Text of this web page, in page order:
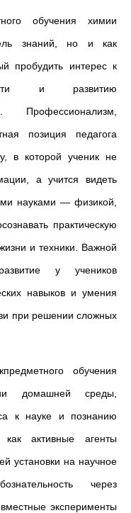
обучения химии
знаний, но и как
пробудить интерес к
и развитию
. Профессионализм,
позиция педагога
в которой ученик не
а учится видеть
науками — физикой,
практическую
и техники. Важной
у учеников
навыков и умения
при решении сложных
обучения
домашней среды,
к науке и познанию
активные агенты
установки на научное
через
эксперименты